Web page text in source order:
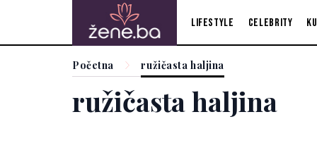
Lifestyle Celebrity
Početna ružičasta haljina
ružičasta haljina